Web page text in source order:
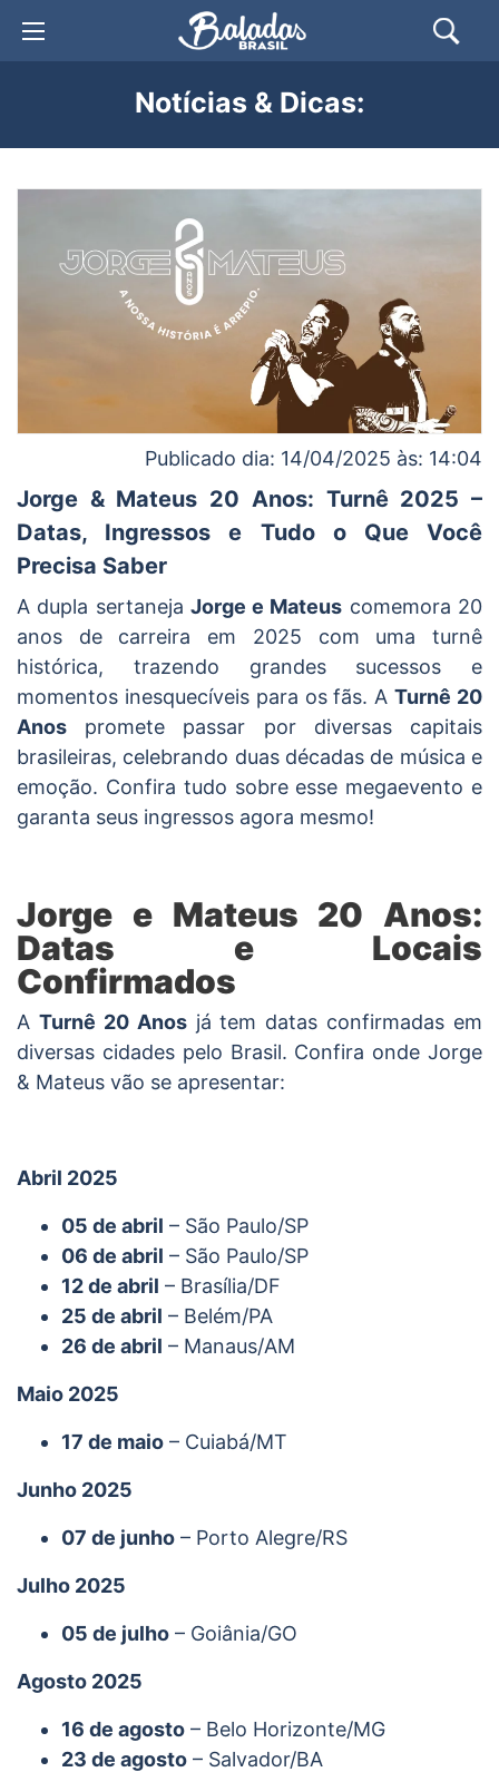
Notícias & Dicas:
Publicado dia: 14/04/2025 às: 14:04
Jorge & Mateus 20 Anos: Turnê 2025 –
Datas, Ingressos e Tudo o Que Você
Precisa Saber
A dupla sertaneja Jorge e Mateus comemora 20
anos de carreira em 2025 com uma turnê
histórica, trazendo grandes sucessos e
momentos inesquecíveis para os fãs. ATurnê 20
Anos promete passar por diversas capitais
brasileiras, celebrando duas décadas de música e
emoção. Confira tudo sobre esse megaevento e
garanta seus ingressos agora mesmo!
Jorge e Mateus 20 Anos:
Datas e Locais
Confirmados
A Turnê 20 Anosjá tem datas confirmadas em
diversas cidades pelo Brasil. Confira onde Jorge
& Mateus vão se apresentar:
Abril 2025
05 de abril – São Paulo/SP
06 de abril – São Paulo/SP
12 de abril – Brasília/DF
25 de abril – Belém/PA
26 de abril – Manaus/AM
Maio 2025
17 de maio – Cuiabá/MT
Junho 2025
07 de junho – Porto Alegre/RS
Julho 2025
05 de julho – Goiânia/GO
Agosto 2025
16 de agosto – Belo Horizonte/MG
23 de agosto – Salvador/BA